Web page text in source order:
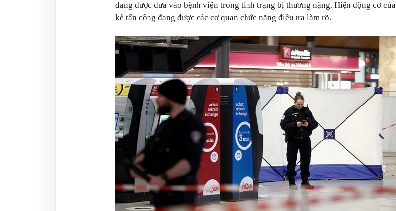
đang được đưa vào bệnh viện trong tình trạng bị thương nặng. Hiện động cơ của
kẻ tấn công đang được các cơ quan chức năng điều tra làm rõ.